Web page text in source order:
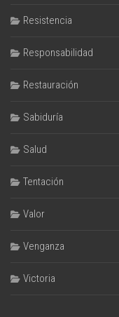
Resistencia
Responsabilidad
Restauración
Sabiduría
Salud
Tentación
Valor
Venganza
Victoria